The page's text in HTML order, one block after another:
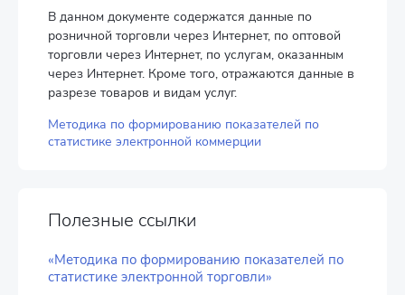
В данном документе содержатся данные по
розничной торговли через Интернет, по оптовой
торговли через Интернет, по услугам, оказанным
через Интернет. Кроме того, отражаются данные в
разрезе товаров и видам услуг.
Методика по формированию показателей по
статистике электронной коммерции
Полезные ссылки
«Методика по формированию показателей по
статистике электронной торговли»